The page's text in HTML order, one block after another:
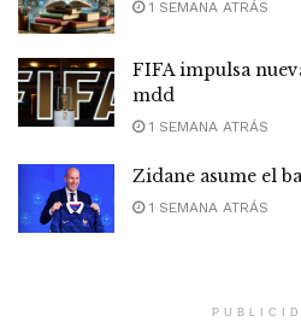
1 SEMANA ATRÁS
FIFA impulsa
mdd
1 SEMANA ATRÁS
Zidane asume el
1 SEMANA ATRÁS